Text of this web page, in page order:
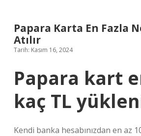
Papara Karta En Fazla
Atılır
Tarih: Kasım 16, 2024
Papara kart
kaç TL
Kendi banka hesabınızdan en az